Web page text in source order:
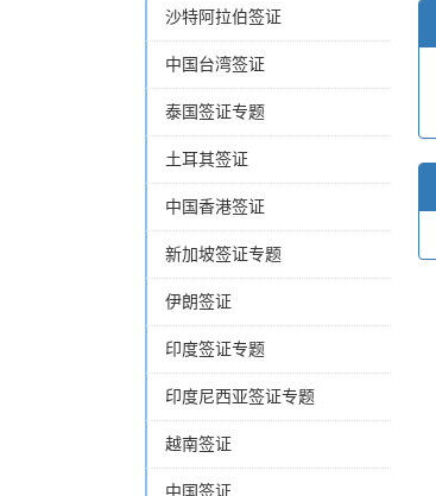
沙特阿拉伯签证
中国台湾签证
泰国签证专题
土耳其签证
中国香港签证
新加坡签证专题
伊朗签证
印度签证专题
印度尼西亚签证专题
越南签证
中国签证